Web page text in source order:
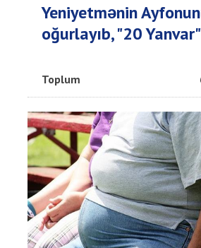
Yeniyetmənin
oğurlayıb, "20
Toplum